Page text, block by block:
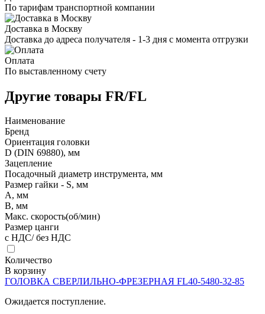
По тарифам транспортной компании
Доставка в Москву
Доставка до адреса получателя - 1-3 дня с момента отгрузки
Оплата
По выставленному счету
Другие товары FR/FL
Наименование
Бренд
Ориентация головки
D (DIN 69880), мм
Зацепление
Посадочный диаметр инструмента, мм
Размер гайки - S, мм
A, мм
B, мм
Макс. скорость(об/мин)
Размер цанги
с НДС/ без НДС
Количество
В корзину
ГОЛОВКА СВЕРЛИЛЬНО-ФРЕЗЕРНАЯ FL40-5480-32-85
Ожидается поступление.